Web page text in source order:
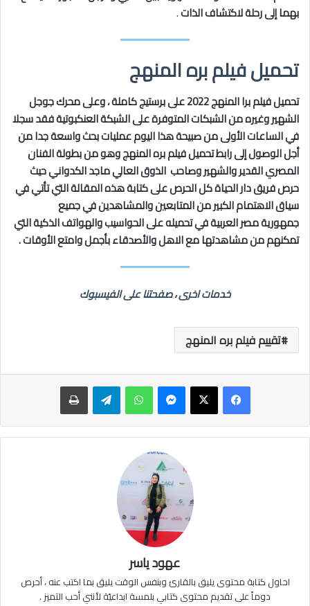
بهما إلى رحلة لاكتشاف الذات.
تحميل فيلم بره المنهج
تحميل فيلم برا المنهج 2022 على برستيج كاملة ، وعلى محرك جوجل
الشهير وغيره من الشبكات المتوفرة على الشبكة العنكبوتية فقد سجلا
في الساعات الأولى من صبيحة هذا اليوم عمليات بحث واسعة جدا من
أجل الوصول إلى رابط تحميل فيلم بره المنهج وهو من بطولة الفنان
المصري القدير والشهير وصاحب الذوق العالي ماجد الكدواني حيث
حرص فريقدار الحياة كل الحرص على كتابة هذه المقالة التي تأتي في
سياق الاهتمام الكبير من المتابعين والمشاهدين في جميع
جمهورية مصر العربية في تحميله على الحواسيب والهواتف الذكية التي
تمكنهم من مشاهدتها مع الاهل والأصدقاء بأجمل وامتع الأوقات .
خدمات اخرى،صفحتنا على الفيسبوك
تقييم فيلم بره المنهج
ماسنجر واتساب تيلقرام طباعة
عهود ياسر
احاول كتابة محتوى يليق بالقارئ وبنفس الوقت يليق بما اكتب عنه ، أحرص
دوماً على تقديم محتوى كتابي بلمسة ابداعيّة لأنني أحب التميز .